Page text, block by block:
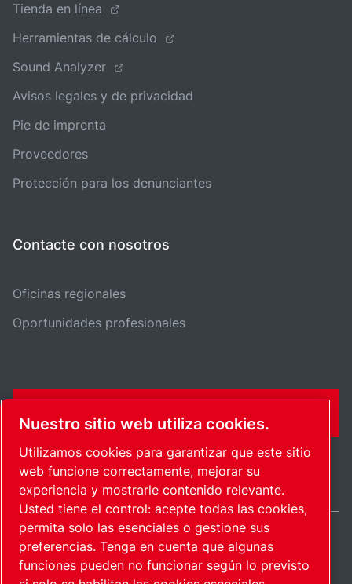
Tienda en línea
Herramientas de cálculo
Sound Analyzer
Avisos legales y de privacidad
Pie de imprenta
Proveedores
Protección para los denunciantes
Contacte con nosotros
Oficinas regionales
Oportunidades profesionales
Mapa del sitioAdministrar cookies © 2026 Copyright.
Spain / ES
Nuestro sitio web utiliza cookies.
Utilizamos cookies para garantizar que este sitio
web funcione correctamente, mejorar su
experiencia y mostrarle contenido relevante.
Usted tiene el control: acepte todas las cookies,
permita solo las esenciales o gestione sus
preferencias. Tenga en cuenta que algunas
funciones pueden no funcionar según lo previsto